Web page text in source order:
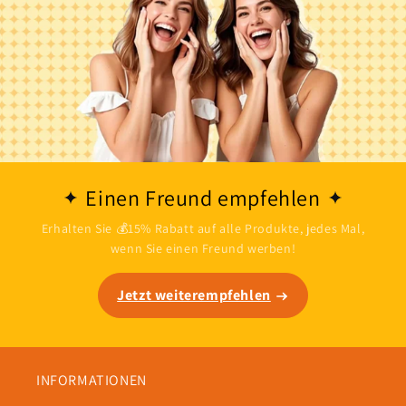
Einen Freund empfehlen
Erhalten Sie 💰15% Rabatt auf alle Produkte, jedes Mal,
wenn Sie einen Freund werben!
Jetzt weiterempfehlen
INFORMATIONEN